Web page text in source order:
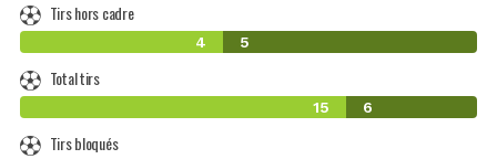
Tirs hors cadre
4 5
Total tirs
15 6
Tirs bloqués